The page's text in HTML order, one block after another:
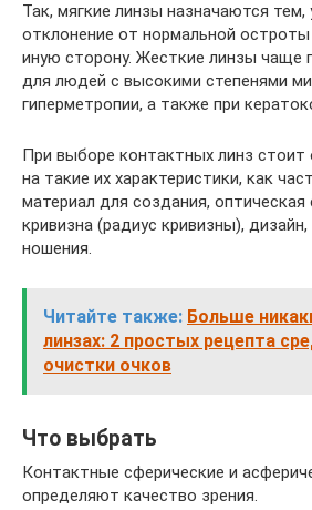
Так, мягкие линзы назначаются тем,
отклонение от нормальной остроты
иную сторону. Жесткие линзы чаще
для людей с высокими степенями
гиперметропии, а также при
При выборе контактных линз стоит
на такие их характеристики, как
материал для создания, оптическая
кривизна (радиус кривизны),
ношения.
Читайте также: Больше
линзах: 2 простых рецепта
очистки очков
Что выбрать
Контактные сферические и
определяют качество зрения.